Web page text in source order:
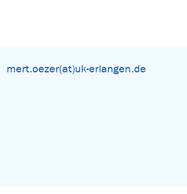
mert.oezer(at)uk-erlangen.de